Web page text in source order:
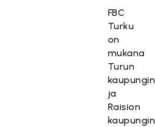
FBC
Turku
on
mukana
Turun
kaupungin
ja
Raision
kaupungin